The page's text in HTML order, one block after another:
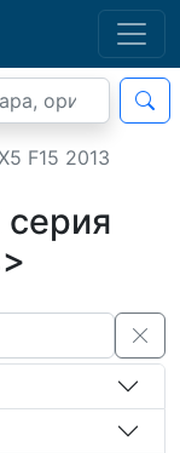
F15 2013
серия